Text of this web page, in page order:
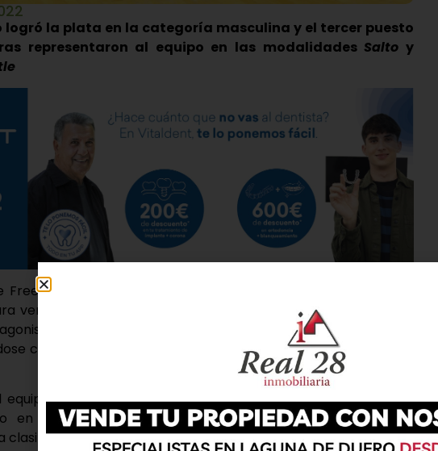
logró la plata en la categoría masculina y el tercer puesto
representaron al equipo en las modalidades Salto y
Freestyle celebrada en Valladolid del 16 al 18 de diciembre ha
ver a los mejores patinadores de
en acción. Italia y
de la competición, con los equipos Vittoria Pattinatori y
campeones de Europa en categoría masculina y femenina,
vallisoletano Rolling Lemons ha firmado una actuación
en segundo lugar en categoría masculina y tercero en
clasificación general.